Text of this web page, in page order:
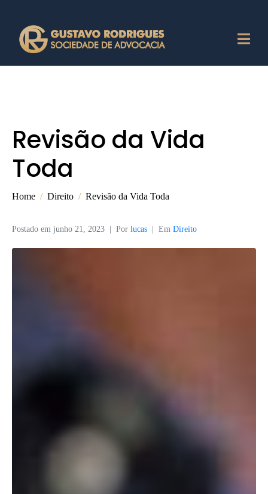
Revisão da Vida
Toda
Home Direito Revisão da Vida Toda
Postado em junho 21, 2023 Por lucas Em Direito